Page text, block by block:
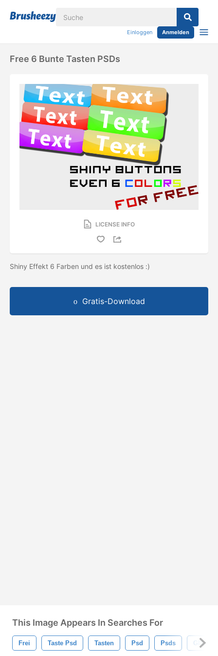
Einloggen Anmelden
Free 6 Bunte Tasten PSDs
LICENSE INFO
Shiny Effekt 6 Farben und es ist kostenlos :)
Gratis-Download
This Image Appears In Searches For
Frei Taste Psd Tasten Psd Psds